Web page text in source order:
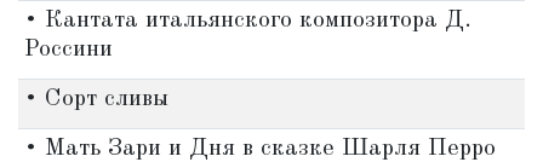
• Кантата итальянского композитора Д.
Россини
• Сорт сливы
• Мать Зари и Дня в сказке Шарля Перро